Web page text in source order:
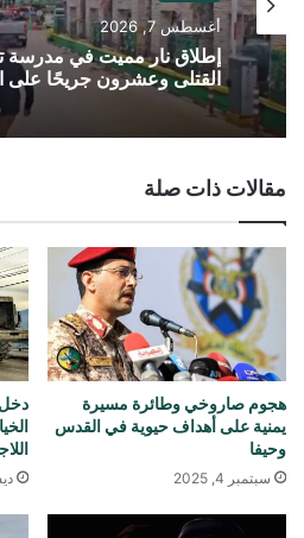
أغسطس 7, 2026
إطلاق نار مميت في مدرسة
القتلى وعشرون جريحًا على
مقالات ذات صلة
هجوم صاروخي وطائرة مسيرة
يمنية على أهداف حيوية في القدس
وحيفا
سبتمبر 4, 2025
دخل